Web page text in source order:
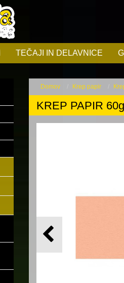
TEČAJI IN DELAVNICE
Domov Krep papir
KREP PAPIR